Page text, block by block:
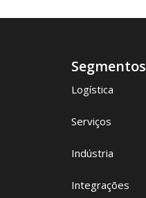
Segmentos
Logística
Serviços
Indústria
Integrações